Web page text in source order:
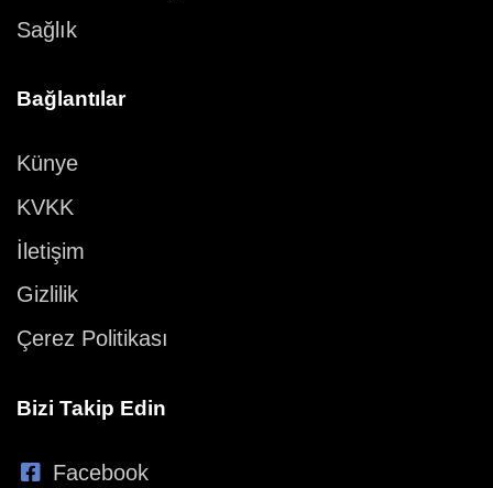
Sağlık
Bağlantılar
Künye
KVKK
İletişim
Gizlilik
Çerez Politikası
Bizi Takip Edin
Facebook